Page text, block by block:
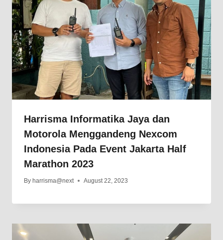
Harrisma Informatika Jaya dan
Motorola Menggandeng Nexcom
Indonesia Pada Event Jakarta Half
Marathon 2023
By harrisma@next August 22, 2023